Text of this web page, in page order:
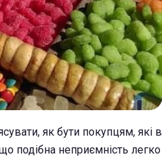
як бути покупцям, які в
подібна неприємність легко